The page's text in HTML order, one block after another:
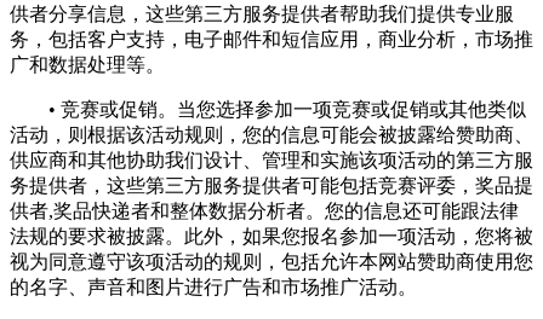
供者分享信息，这些第三方服务提供者帮助我们提供专业服
务，包括客户支持，电子邮件和短信应用，商业分析，市场推
广和数据处理等。
• 竞赛或促销。当您选择参加一项竞赛或促销或其他类似
活动，则根据该活动规则，您的信息可能会被披露给赞助商、
供应商和其他协助我们设计、管理和实施该项活动的第三方服
务提供者，这些第三方服务提供者可能包括竞赛评委，奖品提
供者,奖品快递者和整体数据分析者。您的信息还可能跟法律
法规的要求被披露。此外，如果您报名参加一项活动，您将被
视为同意遵守该项活动的规则，包括允许本网站赞助商使用您
的名字、声音和图片进行广告和市场推广活动。